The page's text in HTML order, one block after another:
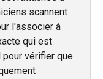
scannent
l'associer à
qui est
vérifier que